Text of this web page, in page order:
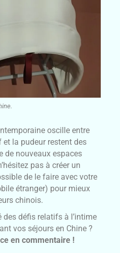
oscille entre
la pudeur restent des
de nouveaux espaces
pas à créer un
de le faire avec votre
étranger) pour mieux
chinois.
des défis relatifs à l’intime
vos séjours en Chine ?
en commentaire !